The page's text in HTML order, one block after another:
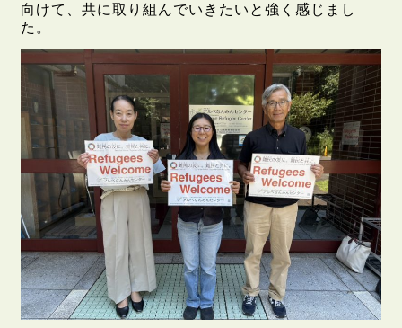
向けて、共に取り組んでいきたいと強く感じまし
た。